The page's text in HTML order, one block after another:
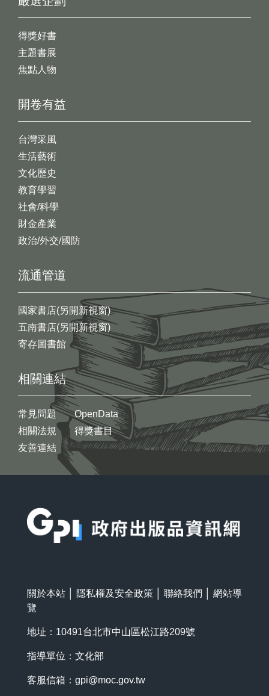
開卷有益
台灣采風
生活藝術
文化歷史
教育學習
社會/科學
財金產業
政治/外交/國防
得獎好書
主題書展
焦點人物
流通管道
國家書店(另開新視窗)
五南書店(另開新視窗)
寄存圖書館
相關連結
常見問題
相關法規
友善連結
OpenData
得獎書目
關於本站 隱私權及安全政策 聯絡我們
網站導
覽
地址：10491台北市中山區松江路209號
指導單位：文化部
客服信箱： gpi@moc.gov.tw